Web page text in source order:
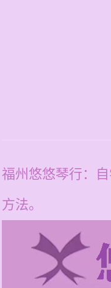
福州悠悠琴行：
方法。